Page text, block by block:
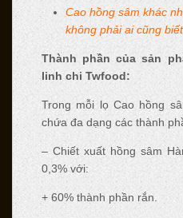
Cao hồng sâm khác
không phải ai cũng biết
Thành phần của sản
linh chi Twfood:
Trong mỗi lọ Cao hồng
chứa đa dạng các thành
– Chiết xuất hồng sâm
0,3% với:
+ 60% thành phần rắn.